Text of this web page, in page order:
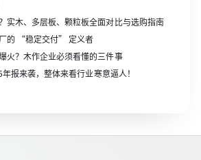
实木、多层板、颗粒板全面对比与选购指南
的 “稳定交付” 定义者
火？木作企业必须看懂的三件事
报来袭，整体来看行业寒意逼人！